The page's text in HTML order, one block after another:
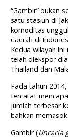
“Gambir” bukan
satu stasiun di
komoditas
daerah di
Kedua wilayah
telah diekspor
Thailand dan
Pada tahun
tercatat
jumlah terbesar
bahkan
Gambir (Uncaria